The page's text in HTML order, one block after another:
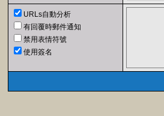
URLs自動分析
有回覆時郵件通知
禁用表情符號
使用簽名